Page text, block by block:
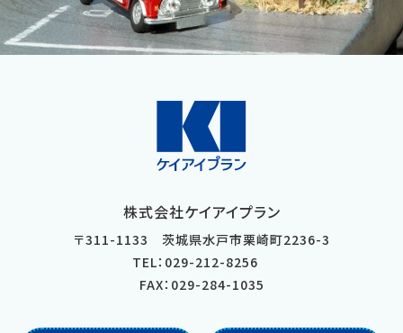
株式会社ケイアイプラン
〒311-1133 茨城県水戸市栗崎町2236-3
TEL：029-212-8256
FAX：029-284-1035